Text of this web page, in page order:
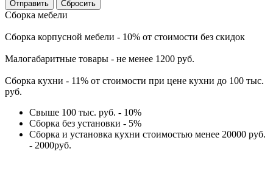
Сбросить
Сборка мебели
Сборка корпусной мебели - 10% от стоимости без скидок
Малогабаритные товары - не менее 1200 руб.
Сборка кухни - 11% от стоимости при цене кухни до 100 тыс.
руб.
Свыше 100 тыс. руб. - 10%
Сборка без установки - 5%
Сборка и установка кухни стоимостью менее 20000 руб.
- 2000руб.